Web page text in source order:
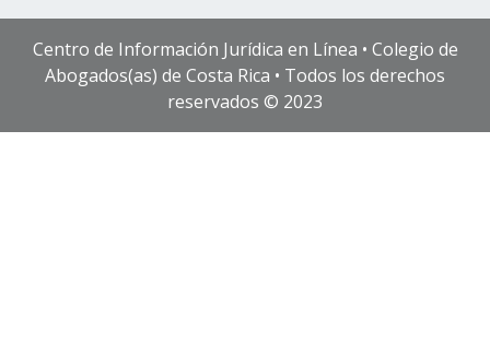
Centro de Información Jurídica en Línea • Colegio de
Abogados(as) de Costa Rica • Todos los derechos
reservados © 2023